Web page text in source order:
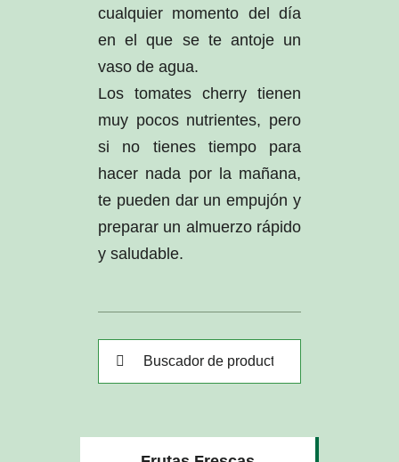
cualquier momento del día
en el que se te antoje un
vaso de agua.
Los tomates cherry tienen
muy pocos nutrientes, pero
si no tienes tiempo para
hacer nada por la mañana,
te pueden dar un empujón y
preparar un almuerzo rápido
y saludable.
Buscar: